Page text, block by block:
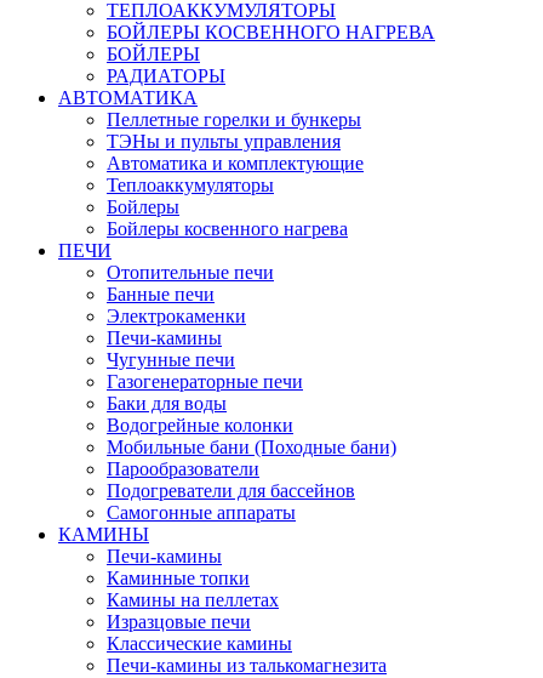
ТЕПЛОАККУМУЛЯТОРЫ
БОЙЛЕРЫ КОСВЕННОГО НАГРЕВА
БОЙЛЕРЫ
РАДИАТОРЫ
АВТОМАТИКА
Пеллетные горелки и бункеры
ТЭНы и пульты управления
Автоматика и комплектующие
Теплоаккумуляторы
Бойлеры
Бойлеры косвенного нагрева
ПЕЧИ
Отопительные печи
Банные печи
Электрокаменки
Печи-камины
Чугунные печи
Газогенераторные печи
Баки для воды
Водогрейные колонки
Мобильные бани (Походные бани)
Парообразователи
Подогреватели для бассейнов
Самогонные аппараты
КАМИНЫ
Печи-камины
Каминные топки
Камины на пеллетах
Изразцовые печи
Классические камины
Печи-камины из талькомагнезита